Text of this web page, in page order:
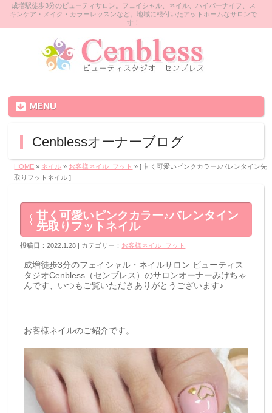
成増駅徒歩3分のビューティサロン。フェイシャル、ネイル、ハイパーナイフ、ス
キンケア・メイク・カラーレッスンなど。地域に根付いたアットホームなサロンで
す！
MENU
Cenblessオーナーブログ
HOME » ネイル » お客様ネイルｰフット » [ 甘く可愛いピンクカラー♪バレンタイン先
取りフットネイル ]
甘く可愛いピンクカラー♪バレンタイン
先取りフットネイル
投稿日：2022.1.28 | カテゴリー： お客様ネイルｰフット
成増徒歩3分のフェイシャル・ネイルサロン ビューティス
タジオCenbless（センブレス）のサロンオーナーみけちゃ
んです、いつもご覧いただきありがとうございます♪
お客様ネイルのご紹介です。